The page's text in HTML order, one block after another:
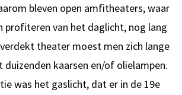
bleven open amfitheaters, waar
profiteren van het daglicht, nog lang
theater moest men zich lange
duizenden kaarsen en/of olielampen.
was het gaslicht, dat er in de 19e